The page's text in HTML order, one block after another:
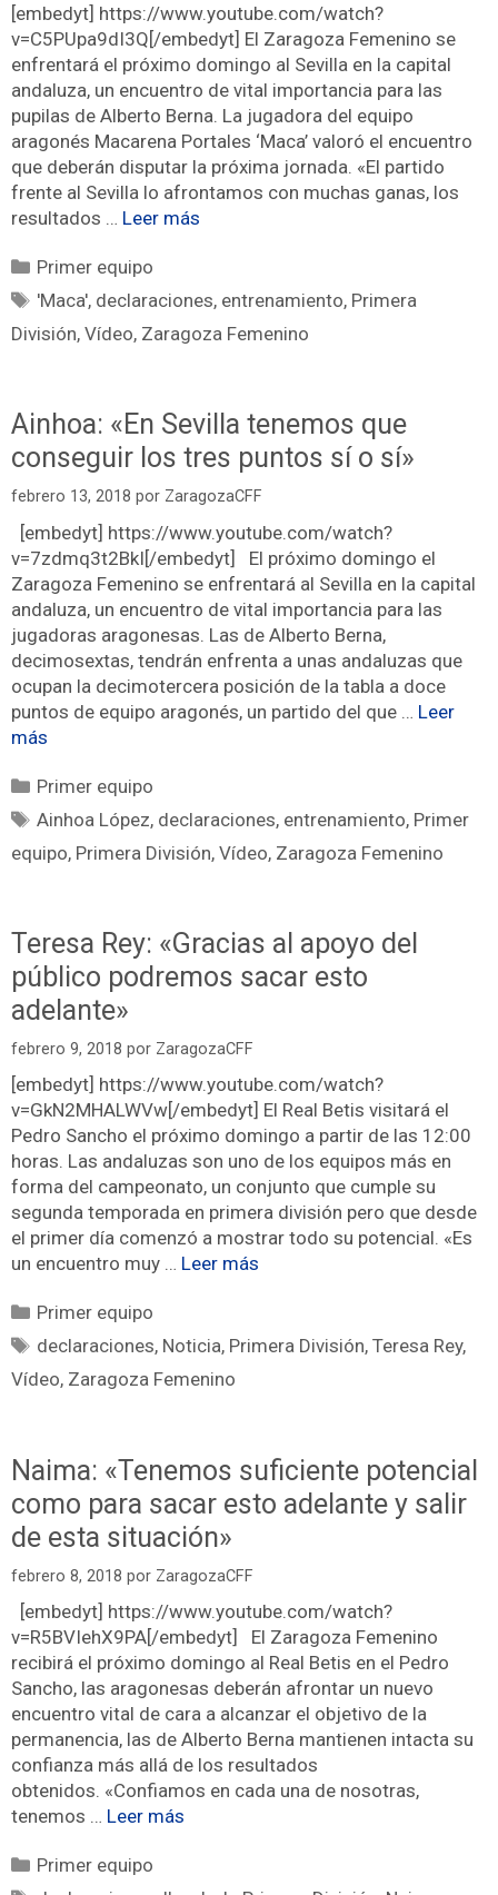
[embedyt] https://www.youtube.com/watch?
v=C5PUpa9dI3Q[/embedyt] El Zaragoza Femenino se
enfrentará el próximo domingo al Sevilla en la capital
andaluza, un encuentro de vital importancia para las
pupilas de Alberto Berna. La jugadora del equipo
aragonés Macarena Portales ‘Maca’ valoró el encuentro
que deberán disputar la próxima jornada. «El partido
frente al Sevilla lo afrontamos con muchas ganas, los
resultados … Leer más
Primer equipo
'Maca', declaraciones, entrenamiento, Primera
División, Vídeo, Zaragoza Femenino
Ainhoa: «En Sevilla tenemos que
conseguir los tres puntos sí o sí»
febrero 13, 2018 por ZaragozaCFF
[embedyt] https://www.youtube.com/watch?
v=7zdmq3t2BkI[/embedyt] El próximo domingo el
Zaragoza Femenino se enfrentará al Sevilla en la capital
andaluza, un encuentro de vital importancia para las
jugadoras aragonesas. Las de Alberto Berna,
decimosextas, tendrán enfrenta a unas andaluzas que
ocupan la decimotercera posición de la tabla a doce
puntos de equipo aragonés, un partido del que … Leer
más
Primer equipo
Ainhoa López, declaraciones, entrenamiento, Primer
equipo, Primera División, Vídeo, Zaragoza Femenino
Teresa Rey: «Gracias al apoyo del
público podremos sacar esto
adelante»
febrero 9, 2018 por ZaragozaCFF
[embedyt] https://www.youtube.com/watch?
v=GkN2MHALWVw[/embedyt] El Real Betis visitará el
Pedro Sancho el próximo domingo a partir de las 12:00
horas. Las andaluzas son uno de los equipos más en
forma del campeonato, un conjunto que cumple su
segunda temporada en primera división pero que desde
el primer día comenzó a mostrar todo su potencial. «Es
un encuentro muy … Leer más
Primer equipo
declaraciones, Noticia, Primera División,Teresa Rey,
Vídeo, Zaragoza Femenino
Naima: «Tenemos suficiente potencial
como para sacar esto adelante y salir
de esta situación»
febrero 8, 2018 por ZaragozaCFF
[embedyt] https://www.youtube.com/watch?
v=R5BVIehX9PA[/embedyt] El Zaragoza Femenino
recibirá el próximo domingo al Real Betis en el Pedro
Sancho, las aragonesas deberán afrontar un nuevo
encuentro vital de cara a alcanzar el objetivo de la
permanencia, las de Alberto Berna mantienen intacta su
confianza más allá de los resultados
obtenidos. «Confiamos en cada una de nosotras,
tenemos … Leer más
Primer equipo